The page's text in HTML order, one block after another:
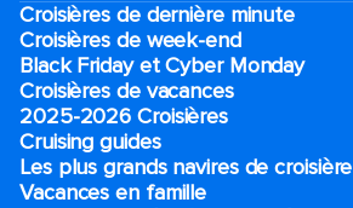
Croisières de dernière minute
Croisières de week-end
Black Friday et Cyber Monday
Croisières de vacances
2025-2026 Croisières
Cruising guides
Les plus grands navires de croisière
Vacances en famille